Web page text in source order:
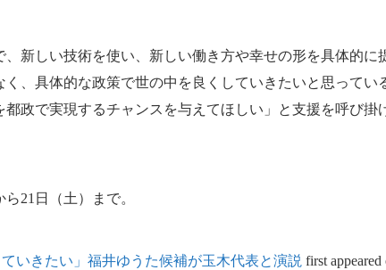
新しい技術を使い、新しい働き方や幸せの形を具体的に
、具体的な政策で世の中を良くしていきたいと思ってい
政で実現するチャンスを与えてほしい」と支援を呼び掛
21日（土）まで。
いきたい」福井ゆうた候補が玉木代表と演説 first appeared